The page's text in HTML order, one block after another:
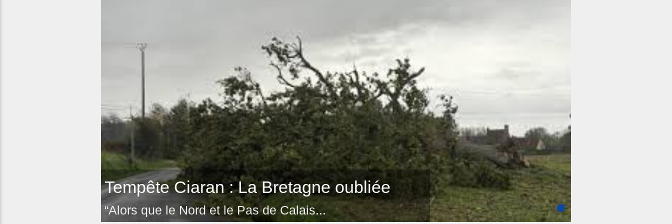
Tempête Ciaran : La Bretagne oubliée
“Alors que le Nord et le Pas de Calais...